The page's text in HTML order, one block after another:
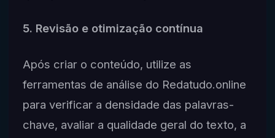
5. Revisão e otimização contínua
Após criar o conteúdo, utilize as
ferramentas de análise do Redatudo.online
para verificar a densidade das palavras-
chave, avaliar a qualidade geral do texto, a